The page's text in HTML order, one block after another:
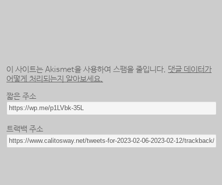
이 사이트는 Akismet을 사용하여 스팸을 줄입니다. 댓글 데이터가
어떻게 처리되는지 알아보세요.
짧은 주소
트랙백 주소